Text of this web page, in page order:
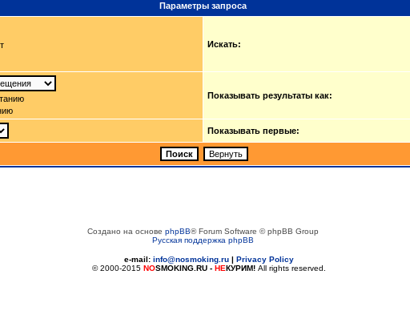
Параметры запроса
Искать:
Показывать результаты как:
Показывать первые:
Создано на основе phpBB® Forum Software © phpBB Group
Русская поддержка phpBB
e-mail: info@nosmoking.ru | Privacy Policy
© 2000-2015 NOSMOKING.RU - НЕКУРИМ! All rights reserved.